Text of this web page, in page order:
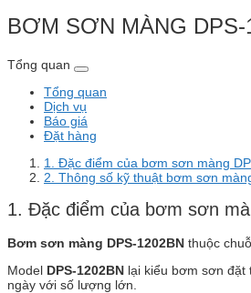
BƠM SƠN MÀNG DPS-
Tổng quan
Tổng quan
Dịch vụ
Báo giá
Đặt hàng
1. Đặc điểm của bơm sơn màng
2. Thông số kỹ thuật bơm sơn
1. Đặc điểm của bơm sơn
Bơm sơn màng DPS-1202BN thuộc
Model DPS-1202BN lại kiểu bơm sơn
ngày với số lượng lớn.